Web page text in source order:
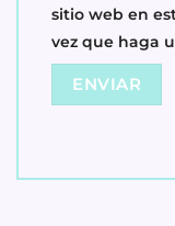
sitio web en
vez que haga